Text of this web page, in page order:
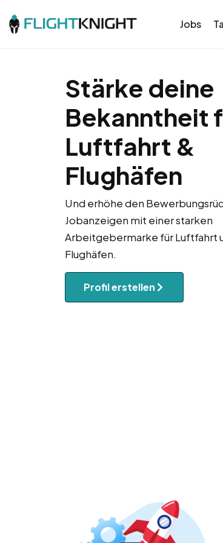
Jobs
Stärke deine
Bekanntheit
Luftfahrt &
Flughäfen
Und erhöhe den
Jobanzeigen mit einer starken
Arbeitgebermarke für Luftfahrt
Flughäfen.
Profil erstellen